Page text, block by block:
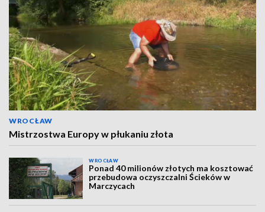
WROCŁAW
Mistrzostwa Europy w płukaniu złota
WROCŁAW
Ponad 40 milionów złotych ma kosztować
przebudowa oczyszczalni Ścieków w
Marczycach